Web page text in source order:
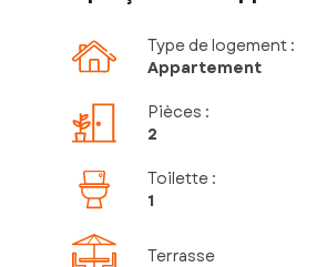
Type de logement :
Appartement
Pièces :
2
Toilette :
1
Terrasse